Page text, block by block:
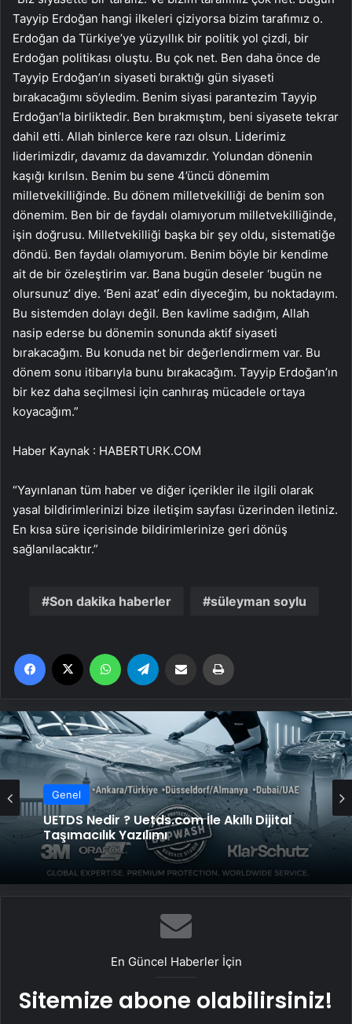
Tayyip Erdoğan hangi ilkeleri çiziyorsa bizim tarafımız o.
Erdoğan da Türkiye’ye yüzyıllık bir politik yol çizdi, bir
Erdoğan politikası oluştu. Bu çok net. Ben daha önce de
Tayyip Erdoğan’ın siyaseti bıraktığı gün siyaseti
bırakacağımı söyledim. Benim siyasi parantezim Tayyip
Erdoğan’la birliktedir. Ben bırakmıştım, beni siyasete tekrar
dahil etti. Allah binlerce kere razı olsun. Liderimiz
liderimizdir, davamız da davamızdır. Yolundan dönenin
kaşığı kırılsın. Benim bu sene 4’üncü dönemim
milletvekilliğinde. Bu dönem milletvekilliği de benim son
dönemim. Ben bir de faydalı olamıyorum milletvekilliğinde,
işin doğrusu. Milletvekilliği başka bir şey oldu, sistematiğe
döndü. Ben faydalı olamıyorum. Benim böyle bir kendime
ait de bir özeleştirim var. Bana bugün deseler ‘bugün ne
olursunuz’ diye. ‘Beni azat’ edin diyeceğim, bu noktadayım.
Bu sistemden dolayı değil. Ben kavlime sadığım, Allah
nasip ederse bu dönemin sonunda aktif siyaseti
bırakacağım. Bu konuda net bir değerlendirmem var. Bu
dönem sonu itibarıyla bunu bırakacağım. Tayyip Erdoğan’ın
bir kez daha seçilmesi için canhıraş mücadele ortaya
koyacağım.”
Haber Kaynak : HABERTURK.COM
“Yayınlanan tüm haber ve diğer içerikler ile ilgili olarak
yasal bildirimlerinizi bize iletişim sayfası üzerinden iletiniz.
En kısa süre içerisinde bildirimlerinize geri dönüş
sağlanılacaktır.”
Son dakika haberler süleyman soylu
Facebook WhatsApp Email'den paylaş
Genel
UETDS Nedir ? Uetds.com İle Akıllı Dijital
Taşımacılık Yazılımı
En Güncel Haberler İçin
Sitemize abone olabilirsiniz!